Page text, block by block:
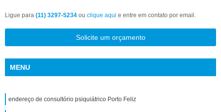
Ligue para (11) 3297-5234 ou clique aqui e entre em contato por email.
Solicite um orçamento
MENU
endereço de consultório psiquiátrico Porto Feliz